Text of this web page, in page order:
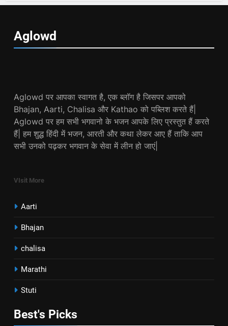
Aglowd
Aglowd पर आपका स्वागत है, एक ब्लॉग है जिसपर आपको
Bhajan, Aarti, Chalisa और Kathao को पब्लिश करते हैं|
Aglowd पर हम सभी भगवानो के भजन आपके लिए प्रस्तुत हैं करते
हैं| हम शुद्ध हिंदी में भजन, आरती और कथा लेकर आए हैं ताकि आप
सभी उनको पढ़कर भगवान के सेवा में लीन हो जाएं|
VIsit More
Aarti
Bhajan
chalisa
Marathi
Stuti
Best's Picks